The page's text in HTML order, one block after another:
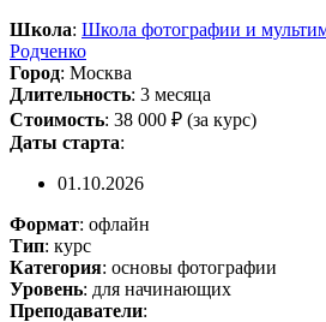
Школа: Школа фотографии и
Родченко
Город: Москва
Длительность: 3 месяца
Стоимость: 38 000 ₽ (за курс)
Даты старта:
01.10.2026
Формат: офлайн
Тип: курс
Категория: основы фотографии
Уровень: для начинающих
Преподаватели: